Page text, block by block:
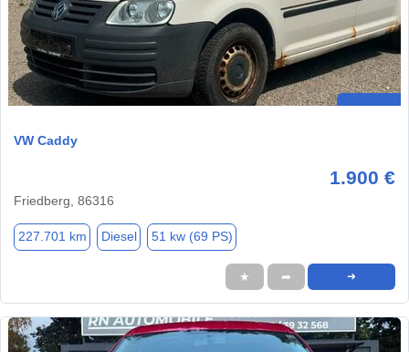
VW Caddy
1.900 €
Friedberg, 86316
227.701 km Diesel 51 kw (69 PS)
★ ➦ ➜